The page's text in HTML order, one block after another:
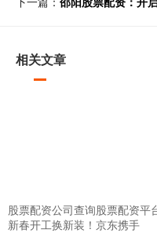
相关文章
股票配资公司查询股票配资平
新春开工换新装！京东携手